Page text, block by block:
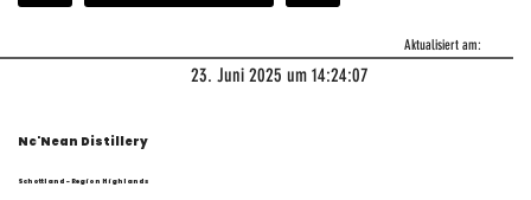
Aktualisiert am:
23. Juni 2025 um 14:24:07
Nc'Nean Distillery
Schottland - Region Highlands